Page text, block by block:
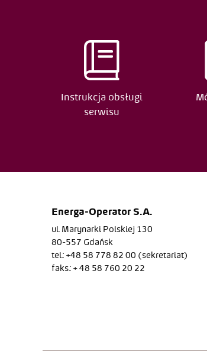
Instrukcja obsługi
serwisu
Energa-Operator S.A.
ul. Marynarki Polskiej 130
80-557 Gdańsk
tel.: +48 58 778 82 00 (sekretariat)
faks.: + 48 58 760 20 22